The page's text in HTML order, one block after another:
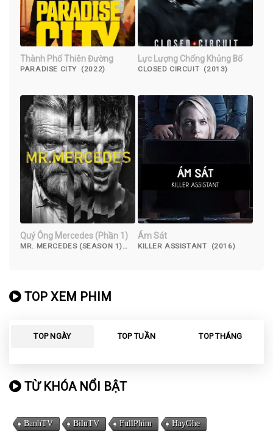
Thành Phố Thiên Đường
PARADISE CITY (2022)
Lực Lượng Chống Khủng Bố
CLOSED CIRCUIT (2013)
Quý Ông Mercedes (Phần 1)
MR. MERCEDES (SEASON 1)
Ám Sát
KILLER ASSISTANT (2016)
TOP XEM PHIM
TOP NGÀY TOP TUẦN TOP THÁNG
TỪ KHÓA NỔI BẬT
BanhTV BiluTV FullPhim HayGhe